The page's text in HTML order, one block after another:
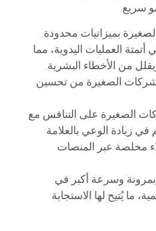
سريع.
بميزانيات محدودة.
العمليات اليدوية، مما
من الأخطاء البشرية.
الصغيرة من تحسين
الصغيرة على التنافس مع
زيادة الوعي بالعلامة
مخلصة عبر المنصات
وسرعة أكبر في
ما يُتيح لها الاستجابة